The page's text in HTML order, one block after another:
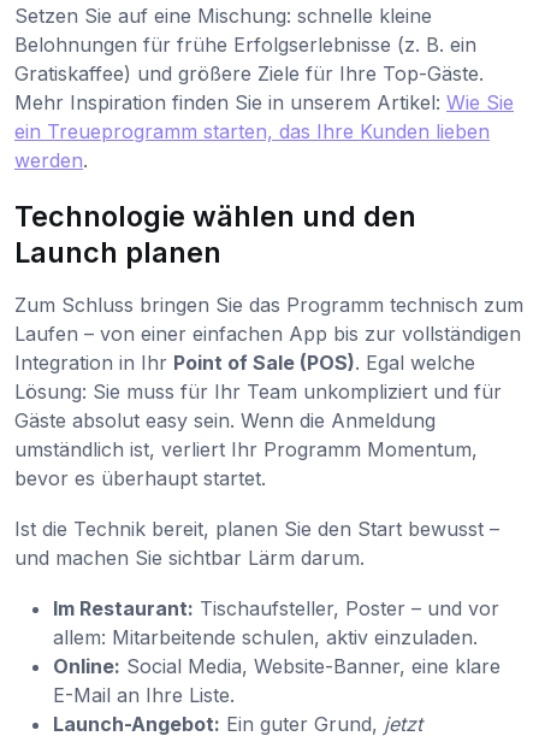
Setzen Sie auf eine Mischung: schnelle kleine
Belohnungen für frühe Erfolgserlebnisse (z. B. ein
Gratiskaffee) und größere Ziele für Ihre Top-Gäste.
Mehr Inspiration finden Sie in unserem Artikel: Wie Sie
ein Treueprogramm starten, das Ihre Kunden lieben
werden.
Technologie wählen und den
Launch planen
Zum Schluss bringen Sie das Programm technisch zum
Laufen – von einer einfachen App bis zur vollständigen
Integration in Ihr Point of Sale (POS). Egal welche
Lösung: Sie muss für Ihr Team unkompliziert und für
Gäste absolut easy sein. Wenn die Anmeldung
umständlich ist, verliert Ihr Programm Momentum,
bevor es überhaupt startet.
Ist die Technik bereit, planen Sie den Start bewusst –
und machen Sie sichtbar Lärm darum.
Im Restaurant: Tischaufsteller, Poster – und vor
allem: Mitarbeitende schulen, aktiv einzuladen.
Online: Social Media, Website-Banner, eine klare
E-Mail an Ihre Liste.
Launch-Angebot: Ein guter Grund, jetzt